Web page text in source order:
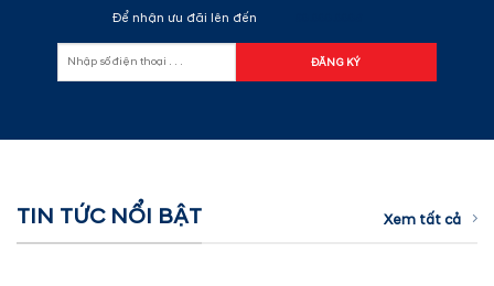
Để nhận ưu đãi lên đến
TIN TỨC NỔI BẬT Xem tất cả